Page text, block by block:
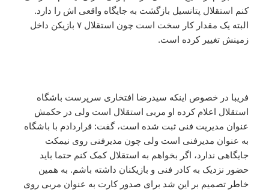
کنم استقلال پتانسیل بازگشت به جایگاه واقعی اش را دارد.
البته یک مقدار کار سخت است چون استقلال ۷ بازیکن داخل
زمینش تغییر کرده است.
فریبا در خصوص اینکه سیدرضا افتخاری سرپرست باشگاه
استقلال اعلام کرده او مربی استقلال است ولی در حکمش
عنوان مدیریت فنی ثبت شده است، گفت: قراردادم با باشگاه
به عنوان مدیرفنی است ولی چون مدیرفنی روی نیمکت
جایگاهی ندارد، اگر بخواهم به استقلال کمک کنم حتما باید
حضور نزدیک به کادر فنی و بازیکنان داشته باشم. به همین
خاطر تصمیم بر این شد برای صدور کارت به عنوان مربی روی